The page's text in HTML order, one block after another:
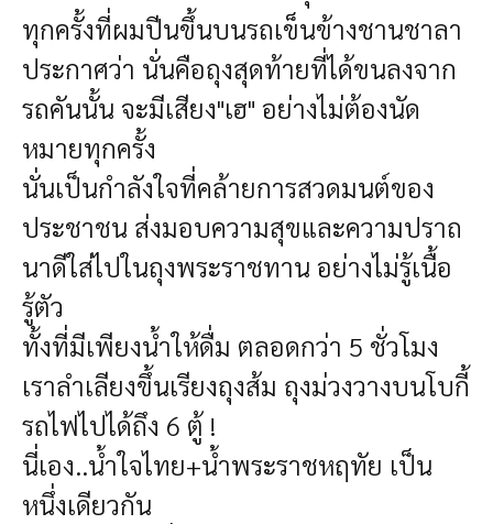
ทุกครั้งที่ผมปีนขึ้นบนรถเข็นข้างชานชาลา
ประกาศว่า นั่นคือถุงสุดท้ายที่ได้ขนลงจาก
รถคันนั้น จะมีเสียง"เฮ" อย่างไม่ต้องนัด
หมายทุกครั้ง
นั่นเป็นกำลังใจที่คล้ายการสวดมนต์ของ
ประชาชน ส่งมอบความสุขและความปราถ
นาดีใส่ไปในถุงพระราชทาน อย่างไม่รู้เนื้อ
รู้ตัว
ทั้งที่มีเพียงน้ำให้ดื่ม ตลอดกว่า 5 ชั่วโมง
เราลำเลียงขึ้นเรียงถุงส้ม ถุงม่วงวางบนโบกี้
รถไฟไปได้ถึง 6 ตู้ !
นี่เอง..น้ำใจไทย+น้ำพระราชหฤทัย เป็น
หนึ่งเดียวกัน